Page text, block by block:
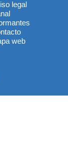
legal
web